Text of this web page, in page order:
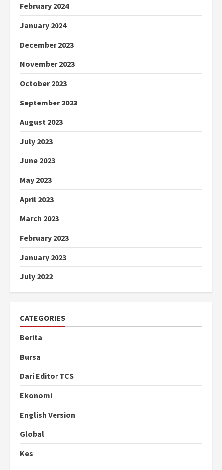
February 2024
January 2024
December 2023
November 2023
October 2023
September 2023
August 2023
July 2023
June 2023
May 2023
April 2023
March 2023
February 2023
January 2023
July 2022
CATEGORIES
Berita
Bursa
Dari Editor TCS
Ekonomi
English Version
Global
Kes